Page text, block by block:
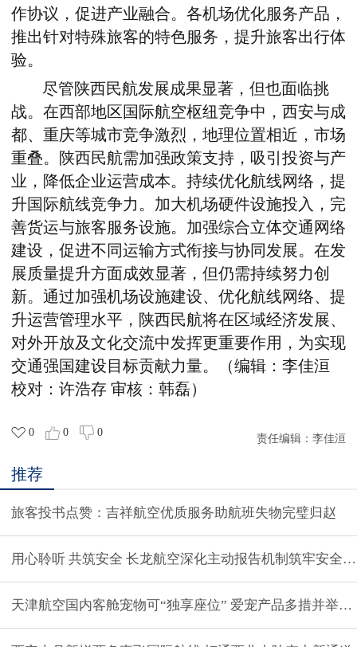
作协议，促进产业融合。各机场优化服务产品，
推出针对特殊旅客的特色服务，提升旅客出行体
验。
尽管陕西民航发展成果显著，但也面临挑
战。在西部地区国际航空枢纽竞争中，西安与成
都、重庆等城市竞争激烈，地理位置相近，市场
重叠。陕西民航需加强政策支持，吸引投资与产
业，降低企业运营成本。持续优化航线网络，提
升国际航线竞争力。加大机场硬件设施投入，完
善货运与旅客服务设施。加强综合立体交通网络
建设，促进不同运输方式衔接与协同发展。在发
展质量提升方面成效显著，但仍需持续努力创
新。通过加强机场设施建设、优化航线网络、提
升运营管理水平，陕西民航将在区域经济发展、
对外开放及文化交流中发挥更重要作用，为实现
交通强国建设目标贡献力量。
（编辑：李佳洹
校对：许浩存 审核：韩磊）
0 0 0
责任编辑： 李佳洹
推荐
旅客投书点赞：吉祥航空优质服务助航班失物完璧归赵
用心聆听 共筑安全 长龙航空深化主动报告机制筑牢安全
天津航空国内客舱宠物可“独享座位” 爱宠产品多措并举服